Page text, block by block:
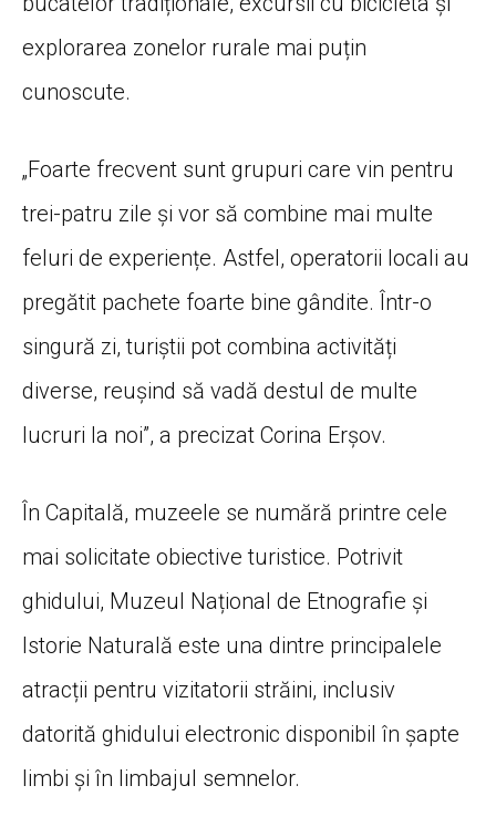
explorarea zonelor rurale mai puțin
cunoscute.
„Foarte frecvent sunt grupuri care vin pentru
trei-patru zile și vor să combine mai multe
feluri de experiențe. Astfel, operatorii locali au
pregătit pachete foarte bine gândite. Într-o
singură zi, turiștii pot combina activități
diverse, reușind să vadă destul de multe
lucruri la noi”, a precizat Corina Erșov.
În Capitală, muzeele se numără printre cele
mai solicitate obiective turistice. Potrivit
ghidului, Muzeul Național de Etnografie și
Istorie Naturală este una dintre principalele
atracții pentru vizitatorii străini, inclusiv
datorită ghidului electronic disponibil în șapte
limbi și în limbajul semnelor.